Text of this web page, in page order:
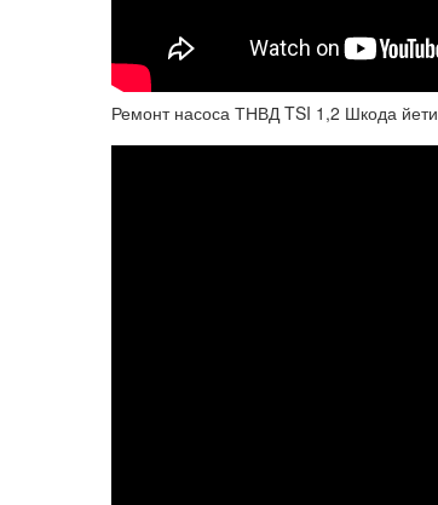
Ремонт насоса ТНВД TSI 1,2 Шкода йети